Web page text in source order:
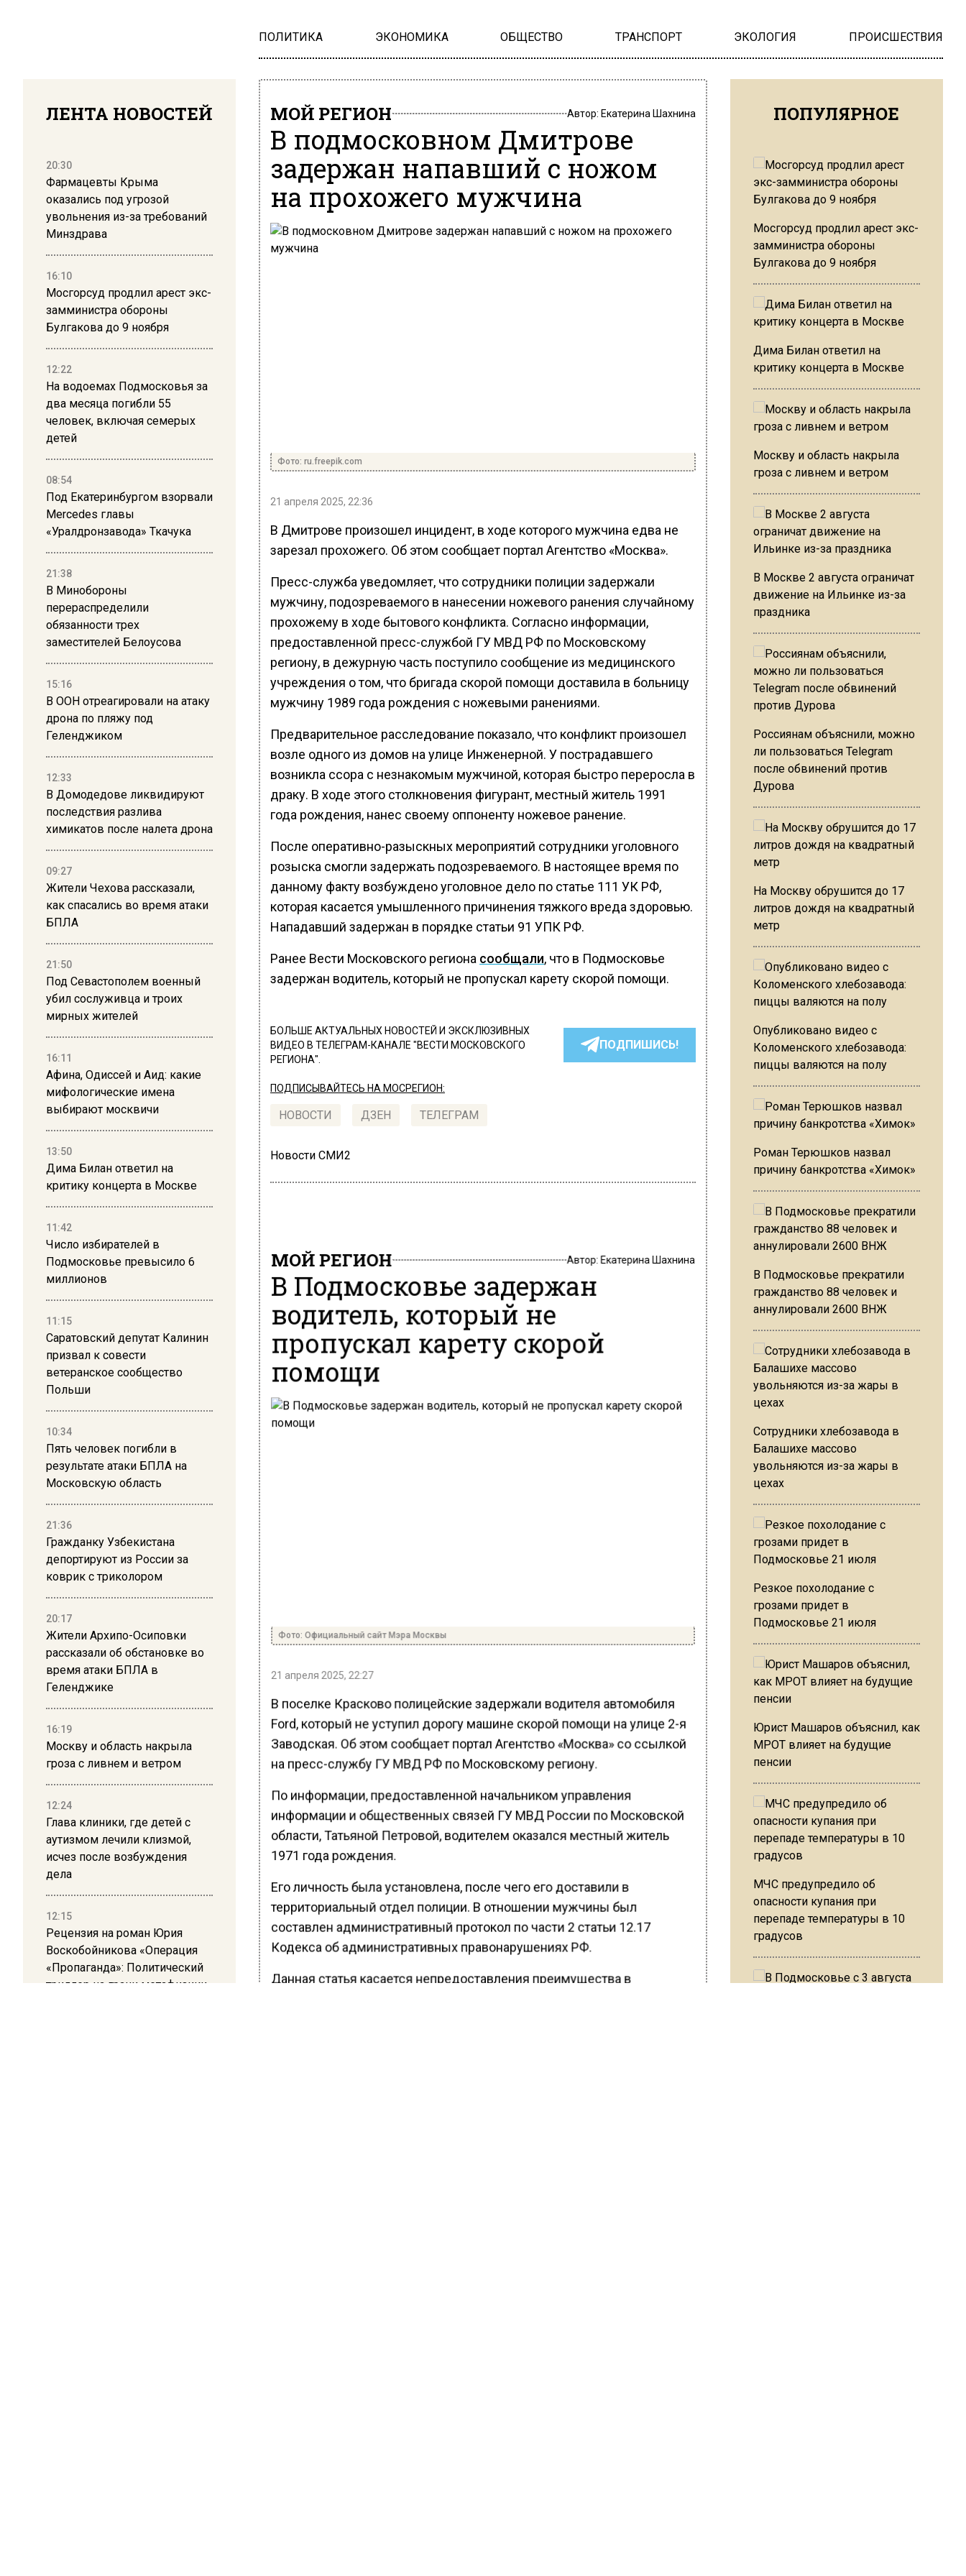
ПОЛИТИКА ЭКОНОМИКА ОБЩЕСТВО ТРАНСПОРТ ЭКОЛОГИЯ ПРОИСШЕСТВИЯ
ЛЕНТА НОВОСТЕЙ
20:30
Фармацевты Крыма
оказались под угрозой
увольнения из-за требований
Минздрава
16:10
Мосгорсуд продлил арест экс-
замминистра обороны
Булгакова до 9 ноября
12:22
На водоемах Подмосковья за
два месяца погибли 55
человек, включая семерых
детей
08:54
Под Екатеринбургом взорвали
Mercedes главы
«Уралдронзавода» Ткачука
21:38
В Минобороны
перераспределили
обязанности трех
заместителей Белоусова
15:16
В ООН отреагировали на атаку
дрона по пляжу под
Геленджиком
12:33
В Домодедове ликвидируют
последствия разлива
химикатов после налета дрона
09:27
Жители Чехова рассказали,
как спасались во время атаки
БПЛА
21:50
Под Севастополем военный
убил сослуживца и троих
мирных жителей
16:11
Афина, Одиссей и Аид: какие
мифологические имена
выбирают москвичи
13:50
Дима Билан ответил на
критику концерта в Москве
11:42
Число избирателей в
Подмосковье превысило 6
миллионов
11:15
Саратовский депутат Калинин
призвал к совести
ветеранское сообщество
Польши
10:34
Пять человек погибли в
результате атаки БПЛА на
Московскую область
21:36
Гражданку Узбекистана
депортируют из России за
коврик с триколором
20:17
Жители Архипо-Осиповки
рассказали об обстановке во
время атаки БПЛА в
Геленджике
16:19
Москву и область накрыла
гроза с ливнем и ветром
12:24
Глава клиники, где детей с
аутизмом лечили клизмой,
исчез после возбуждения
дела
12:15
Рецензия на роман Юрия
Воскобойникова «Операция
«Пропаганда»: Политический
триллер на грани метафизики
МОЙ РЕГИОН Автор: Екатерина Шахнина
В подмосковном Дмитрове
задержан напавший с ножом
на прохожего мужчина
Фото: ru.freepik.com
21 апреля 2025, 22:36
В Дмитрове произошел инцидент, в ходе которого мужчина едва не
зарезал прохожего. Об этом сообщает портал Агентство «Москва».
Пресс-служба уведомляет, что сотрудники полиции задержали
мужчину, подозреваемого в нанесении ножевого ранения случайному
прохожему в ходе бытового конфликта. Согласно информации,
предоставленной пресс-службой ГУ МВД РФ по Московскому
региону, в дежурную часть поступило сообщение из медицинского
учреждения о том, что бригада скорой помощи доставила в больницу
мужчину 1989 года рождения с ножевыми ранениями.
Предварительное расследование показало, что конфликт произошел
возле одного из домов на улице Инженерной. У пострадавшего
возникла ссора с незнакомым мужчиной, которая быстро переросла в
драку. В ходе этого столкновения фигурант, местный житель 1991
года рождения, нанес своему оппоненту ножевое ранение.
После оперативно-разыскных мероприятий сотрудники уголовного
розыска смогли задержать подозреваемого. В настоящее время по
данному факту возбуждено уголовное дело по статье 111 УК РФ,
которая касается умышленного причинения тяжкого вреда здоровью.
Нападавший задержан в порядке статьи 91 УПК РФ.
Ранее Вести Московского региона сообщали, что в Подмосковье
задержан водитель, который не пропускал карету скорой помощи.
БОЛЬШЕ АКТУАЛЬНЫХ НОВОСТЕЙ И ЭКСКЛЮЗИВНЫХ
ВИДЕО В ТЕЛЕГРАМ-КАНАЛЕ "ВЕСТИ МОСКОВСКОГО
РЕГИОНА".
ПОДПИШИСЬ!
ПОДПИСЫВАЙТЕСЬ НА МОСРЕГИОН:
НОВОСТИ ДЗЕН ТЕЛЕГРАМ
Новости СМИ2
МОЙ РЕГИОН Автор:Екатерина Шахнина
В Подмосковье задержан
водитель, который не
пропускал карету скорой
помощи
Фото: Официальный сайт Мэра Москвы
21 апреля 2025, 22:27
В поселке Красково полицейские задержали водителя автомобиля
Ford, который не уступил дорогу машине скорой помощи на улице 2-я
Заводская. Об этом сообщает портал Агентство «Москва» со ссылкой
на пресс-службу ГУ МВД РФ по Московскому региону.
По информации, предоставленной начальником управления
информации и общественных связей ГУ МВД России по Московской
области, Татьяной Петровой, водителем оказался местный житель
1971 года рождения.
Его личность была установлена, после чего его доставили в
территориальный отдел полиции. В отношении мужчины был
составлен административный протокол по части 2 статьи 12.17
Кодекса об административных правонарушениях РФ.
Данная статья касается непредоставления преимущества в
ПОПУЛЯРНОЕ
Мосгорсуд продлил арест экс-
замминистра обороны
Булгакова до 9 ноября
Дима Билан ответил на
критику концерта в Москве
Москву и область накрыла
гроза с ливнем и ветром
В Москве 2 августа ограничат
движение на Ильинке из-за
праздника
Россиянам объяснили, можно
ли пользоваться Telegram
после обвинений против
Дурова
На Москву обрушится до 17
литров дождя на квадратный
метр
Опубликовано видео с
Коломенского хлебозавода:
пиццы валяются на полу
Роман Терюшков назвал
причину банкротства «Химок»
В Подмосковье прекратили
гражданство 88 человек и
аннулировали 2600 ВНЖ
Сотрудники хлебозавода в
Балашихе массово
увольняются из-за жары в
цехах
Резкое похолодание с
грозами придет в
Подмосковье 21 июля
Юрист Машаров объяснил, как
МРОТ влияет на будущие
пенсии
МЧС предупредило об
опасности купания при
перепаде температуры в 10
градусов